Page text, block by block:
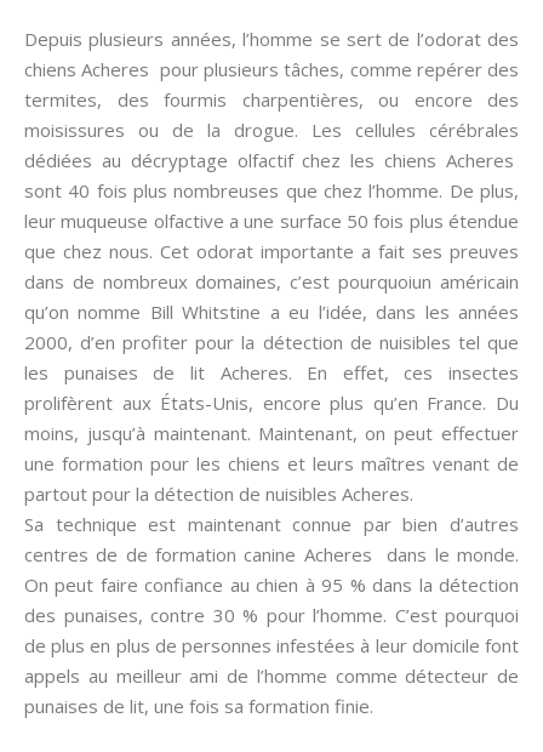
Depuis plusieurs années, l’homme se sert de l’odorat des
chiens Acheres pour plusieurs tâches, comme repérer des
termites, des fourmis charpentières, ou encore des
moisissures ou de la drogue. Les cellules cérébrales
dédiées au décryptage olfactif chez les chiens Acheres
sont 40 fois plus nombreuses que chez l’homme. De plus,
leur muqueuse olfactive a une surface 50 fois plus étendue
que chez nous. Cet odorat importante a fait ses preuves
dans de nombreux domaines, c’est pourquoiun américain
qu’on nomme Bill Whitstine a eu l’idée, dans les années
2000, d’en profiter pour la détection de nuisibles tel que
les punaises de lit Acheres. En effet, ces insectes
prolifèrent aux États-Unis, encore plus qu’en France. Du
moins, jusqu’à maintenant. Maintenant, on peut effectuer
une formation pour les chiens et leurs maîtres venant de
partout pour la détection de nuisibles Acheres.
Sa technique est maintenant connue par bien d’autres
centres de de formation canine Acheres dans le monde.
On peut faire confiance au chien à 95 % dans la détection
des punaises, contre 30 % pour l’homme. C’est pourquoi
de plus en plus de personnes infestées à leur domicile font
appels au meilleur ami de l’homme comme détecteur de
punaises de lit, une fois sa formation finie.